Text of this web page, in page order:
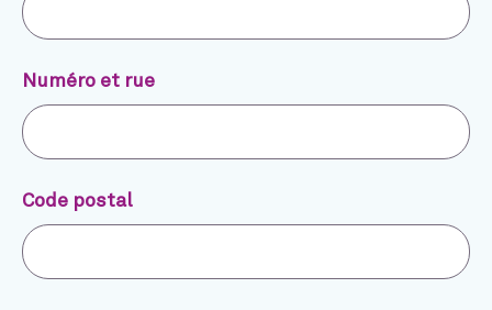
Numéro et rue
Code postal